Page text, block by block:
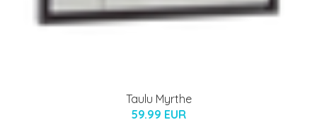
Taulu Myrthe
59.99 EUR